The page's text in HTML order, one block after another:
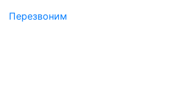
Перезвоним